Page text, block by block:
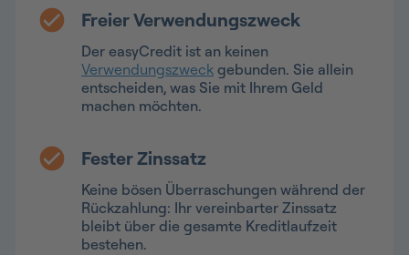
Freier Verwendungszweck
Der easyCredit ist an keinen
Verwendungszweck gebunden. Sie allein
entscheiden, was Sie mit Ihrem Geld
machen möchten.
Fester Zinssatz
Keine bösen Überraschungen während der
Rückzahlung: Ihr vereinbarter Zinssatz
bleibt über die gesamte Kreditlaufzeit
bestehen.